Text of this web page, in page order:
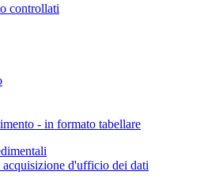
controllati
- in formato tabellare
d'ufficio dei dati